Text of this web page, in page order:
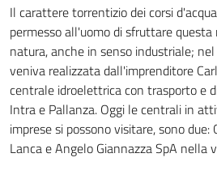
Il carattere torrentizio dei corsi
permesso all'uomo di sfruttare
natura, anche in senso industriale;
veniva realizzata dall'imprenditore
centrale idroelettrica con trasporto e
Intra e Pallanza. Oggi le centrali in
imprese si possono visitare, sono
Lanca e Angelo Giannazza SpA nella